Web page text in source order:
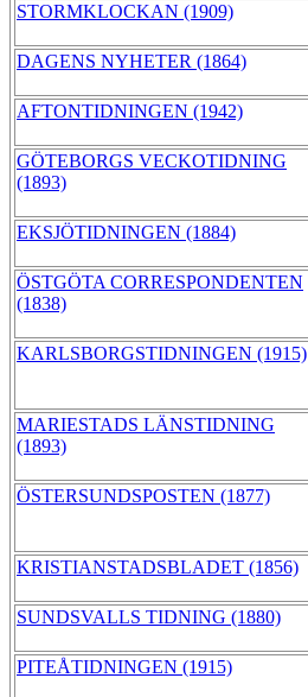
STORMKLOCKAN (1909)
DAGENS NYHETER (1864)
AFTONTIDNINGEN (1942)
GÖTEBORGS VECKOTIDNING
(1893)
EKSJÖTIDNINGEN (1884)
ÖSTGÖTA CORRESPONDENTEN
(1838)
KARLSBORGSTIDNINGEN (1915)
MARIESTADS LÄNSTIDNING
(1893)
ÖSTERSUNDSPOSTEN (1877)
KRISTIANSTADSBLADET (1856)
SUNDSVALLS TIDNING (1880)
PITEÅTIDNINGEN (1915)